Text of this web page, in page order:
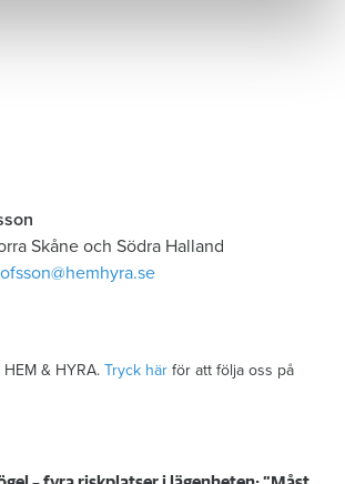
Skåne och Södra Halland
HEM & HYRA. Tryck här för att följa oss på